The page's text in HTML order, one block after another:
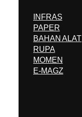
INFRAS
PAPER
BAHAN ALAT
RUPA
MOMEN
E-MAGZ